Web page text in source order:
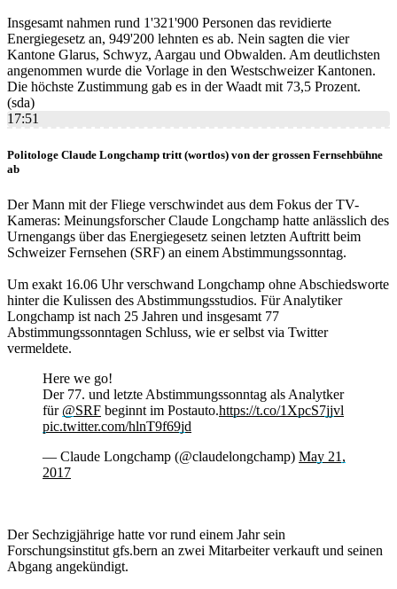
Insgesamt nahmen rund 1'321'900 Personen das revidierte
Energiegesetz an, 949'200 lehnten es ab. Nein sagten die vier
Kantone Glarus, Schwyz, Aargau und Obwalden. Am deutlichsten
angenommen wurde die Vorlage in den Westschweizer Kantonen.
Die höchste Zustimmung gab es in der Waadt mit 73,5 Prozent.
(sda)
17:51
Politologe Claude Longchamp tritt (wortlos) von der grossen Fernsehbühne
ab
Der Mann mit der Fliege verschwindet aus dem Fokus der TV-
Kameras: Meinungsforscher Claude Longchamp hatte anlässlich des
Urnengangs über das Energiegesetz seinen letzten Auftritt beim
Schweizer Fernsehen (SRF) an einem Abstimmungssonntag.
Um exakt 16.06 Uhr verschwand Longchamp ohne Abschiedsworte
hinter die Kulissen des Abstimmungsstudios. Für Analytiker
Longchamp ist nach 25 Jahren und insgesamt 77
Abstimmungssonntagen Schluss, wie er selbst via Twitter
vermeldete.
Here we go!
Der 77. und letzte Abstimmungssonntag als Analytker
für @SRF beginnt im Postauto.https://t.co/1XpcS7jjvl
pic.twitter.com/hlnT9f69jd
— Claude Longchamp (@claudelongchamp) May 21,
2017
Der Sechzigjährige hatte vor rund einem Jahr sein
Forschungsinstitut gfs.bern an zwei Mitarbeiter verkauft und seinen
Abgang angekündigt.